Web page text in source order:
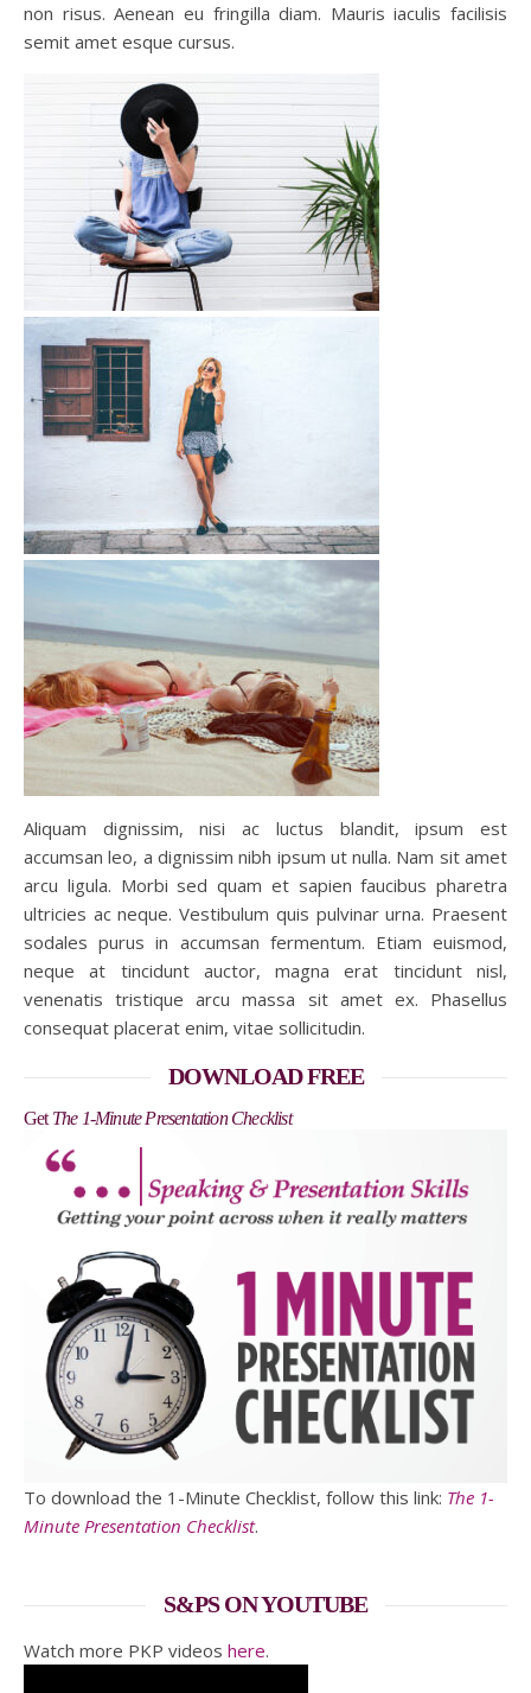
non risus. Aenean eu fringilla diam. Mauris iaculis facilisis
semit amet esque cursus.
Aliquam dignissim, nisi ac luctus blandit, ipsum est
accumsan leo, a dignissim nibh ipsum ut nulla. Nam sit amet
arcu ligula. Morbi sed quam et sapien faucibus pharetra
ultricies ac neque. Vestibulum quis pulvinar urna. Praesent
sodales purus in accumsan fermentum. Etiam euismod,
neque at tincidunt auctor, magna erat tincidunt nisl,
venenatis tristique arcu massa sit amet ex. Phasellus
consequat placerat enim, vitae sollicitudin.
DOWNLOAD FREE
Get The 1-Minute Presentation Checklist
To download the 1-Minute Checklist, follow this link: The 1-
Minute Presentation Checklist.
S&PS ON YOUTUBE
Watch more PKP videos here.